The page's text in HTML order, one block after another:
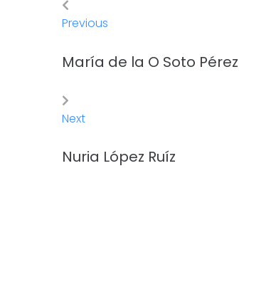
Previous
María de la O Soto Pérez
Next
Nuria López Ruíz